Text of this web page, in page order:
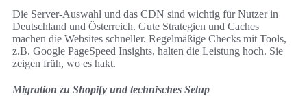
Die Server-Auswahl und das CDN sind wichtig für Nutzer in
Deutschland und Österreich. Gute Strategien und Caches
machen die Websites schneller. Regelmäßige Checks mit Tools,
z.B. Google PageSpeed Insights, halten die Leistung hoch. Sie
zeigen früh, wo es hakt.
Migration zu Shopify und technisches Setup